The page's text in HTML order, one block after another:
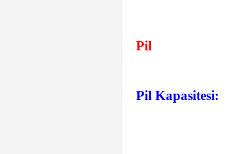
Pil
Pil Kapasitesi: